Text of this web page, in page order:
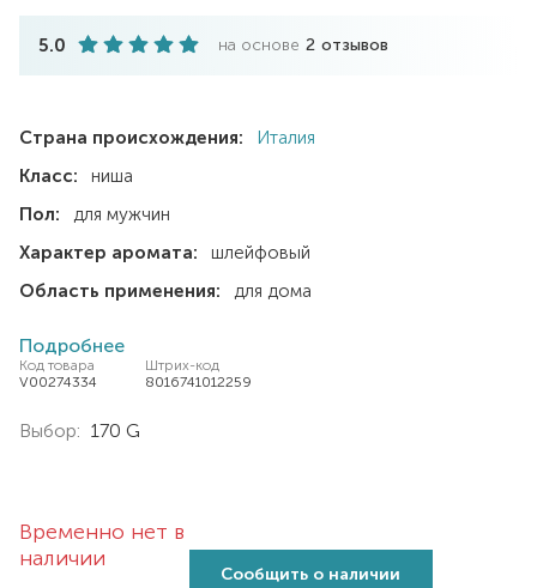
5.0 на основе 2 отзывов
Страна происхождения:
Италия
Класс:
ниша
Пол:
для мужчин
Характер аромата:
шлейфовый
Область применения:
для дома
Подробнее
Код товара
V00274334
Штрих-код
8016741012259
Выбор: 170 G
Временно нет в
наличии
Сообщить о наличии